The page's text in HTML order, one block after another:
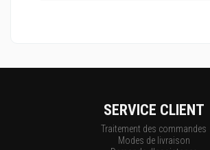
SERVICE CLIENT
Traitement des commandes
Modes de livraison